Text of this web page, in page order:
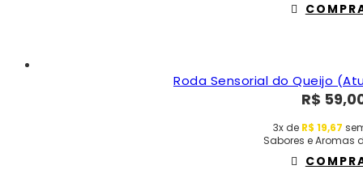
Roda Sensorial do Queijo
R$
3x de R$ 19,67
Sabores e Aromas